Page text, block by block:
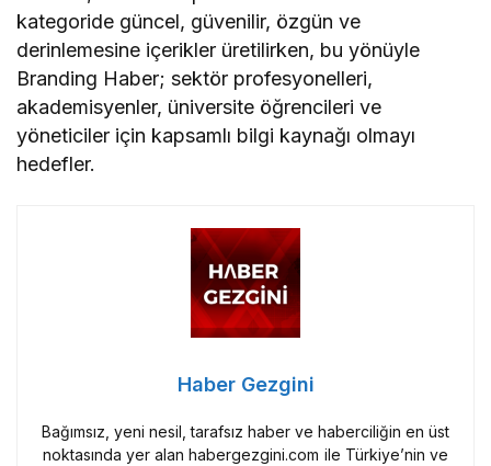
kategoride güncel, güvenilir, özgün ve
derinlemesine içerikler üretilirken, bu yönüyle
Branding Haber; sektör profesyonelleri,
akademisyenler, üniversite öğrencileri ve
yöneticiler için kapsamlı bilgi kaynağı olmayı
hedefler.
Haber Gezgini
Bağımsız, yeni nesil, tarafsız haber ve haberciliğin en üst
noktasında yer alan habergezgini.com ile Türkiye’nin ve